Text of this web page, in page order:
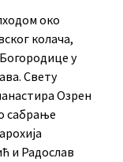
око
колача,
у
Свету
Озрен
сабрање
и Радослав